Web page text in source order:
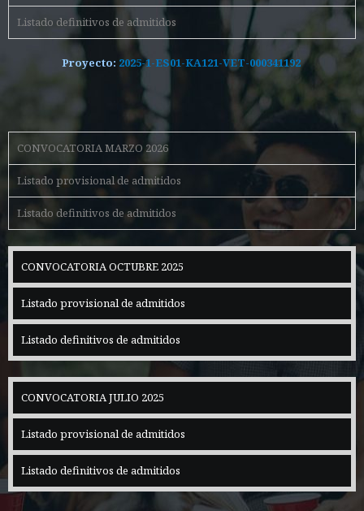
Listado definitivos de admitidos
Proyecto: 2025-1-ES01-KA121-VET-000341192
CONVOCATORIA MARZO 2026
Listado provisional de admitidos
Listado definitivos de admitidos
CONVOCATORIA OCTUBRE 2025
Listado provisional de admitidos
Listado definitivos de admitidos
CONVOCATORIA JULIO 2025
Listado provisional de admitidos
Listado definitivos de admitidos